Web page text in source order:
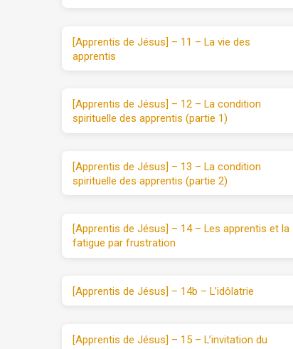
[Apprentis de Jésus] – 11 – La vie des
apprentis
[Apprentis de Jésus] – 12 – La condition
spirituelle des apprentis (partie 1)
[Apprentis de Jésus] – 13 – La condition
spirituelle des apprentis (partie 2)
[Apprentis de Jésus] – 14 – Les apprentis et la
fatigue par frustration
[Apprentis de Jésus] – 14b – L’idôlatrie
[Apprentis de Jésus] – 15 – L’invitation du